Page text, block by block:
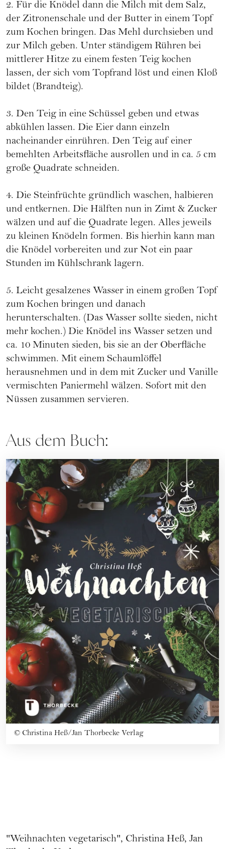
2. Für die Knödel dann die Milch mit dem Salz,
der Zitronenschale und der Butter in einem Topf
zum Kochen bringen. Das Mehl durchsieben und
zur Milch geben. Unter ständigem Rühren bei
mittlerer Hitze zu einem festen Teig kochen
lassen, der sich vom Topfrand löst und einen Kloß
bildet (Brandteig).
3. Den Teig in eine Schüssel geben und etwas
abkühlen lassen. Die Eier dann einzeln
nacheinander einrühren. Den Teig auf einer
bemehlten Arbeitsfläche ausrollen und in ca. 5 cm
große Quadrate schneiden.
4. Die Steinfrüchte gründlich waschen, halbieren
und entkernen. Die Hälften nun in Zimt & Zucker
wälzen und auf die Quadrate legen. Alles jeweils
zu kleinen Knödeln formen. Bis hierhin kann man
die Knödel vorbereiten und zur Not ein paar
Stunden im Kühlschrank lagern.
5. Leicht gesalzenes Wasser in einem großen Topf
zum Kochen bringen und danach
herunterschalten. (Das Wasser sollte sieden, nicht
mehr kochen.) Die Knödel ins Wasser setzen und
ca. 10 Minuten sieden, bis sie an der Oberfläche
schwimmen. Mit einem Schaumlöffel
herausnehmen und in dem mit Zucker und Vanille
vermischten Paniermehl wälzen. Sofort mit den
Nüssen zusammen servieren.
Aus dem Buch:
© Christina Heß/Jan Thorbecke Verlag
"Weihnachten vegetarisch", Christina Heß, Jan